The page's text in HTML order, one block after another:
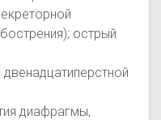
острый
диафрагмы,